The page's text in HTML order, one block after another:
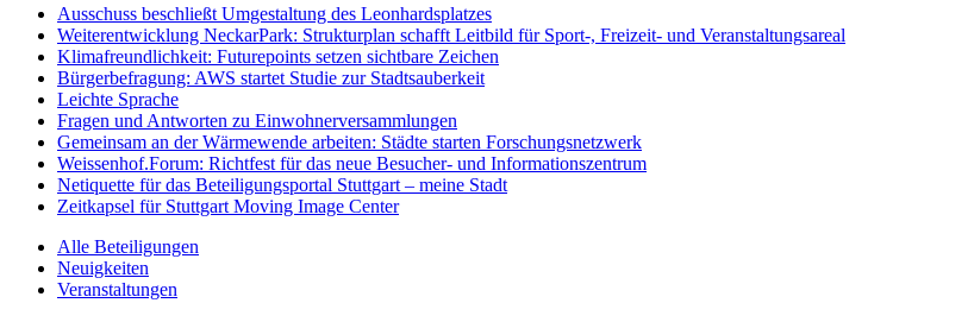
Ausschuss beschließt Umgestaltung des Leonhards­platzes
Weiterentwicklung NeckarPark: Strukturplan schafft Leitbild für Sport-, Freizeit- und Veranstaltungsareal
Klimafreundlichkeit: Futurepoints setzen sichtbare Zeichen
Bürgerbefragung: AWS startet Studie zur Stadtsauberkeit
Leichte Sprache
Fragen und Antworten zu Einwohnerversammlungen
Gemeinsam an der Wärmewende arbeiten: Städte starten Forschungsnetzwerk
Weissenhof.Forum: Richtfest für das neue Besucher- und Informationszentrum
Netiquette für das Beteiligungsportal Stuttgart – meine Stadt
Zeitkapsel für Stuttgart Moving Image Center
Alle Beteiligungen
Neuigkeiten
Veranstaltungen